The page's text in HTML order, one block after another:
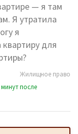
— я там
Я утратила
я
для
Жилищное право
после